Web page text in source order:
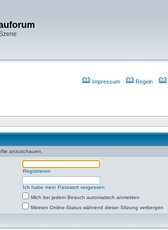
Impressum
Regeln
anzuschauen.
Registrieren
Ich habe mein Passwort vergessen
Mich bei jedem Besuch automatisch anmelden
Meinen Online-Status während dieser Sitzung verbergen